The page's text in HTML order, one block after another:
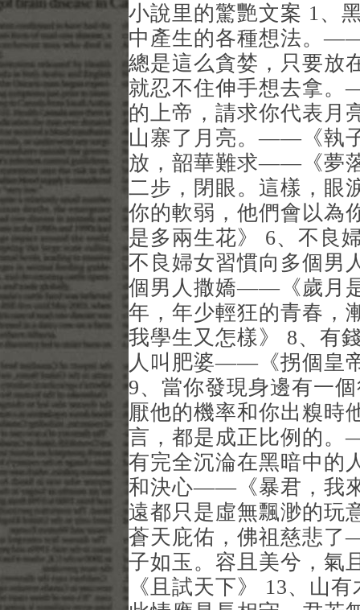
小說里的驚艷文案 1、
中產生的各種想法。
總是這么貪婪，只要放
就忍不住伸手想去拿
的上帝，請求你代表月
山寨了月亮。——《執
放，韶華難求——《夢
二步，閉眼。這樣，眼
你的軟弱，他們會以
是多兩生花》 6、不良
不良婦女習慣向多個男
個男人撒嬌——《歲月
年，年少輕狂的青春
我學生又怎樣》 8、有
人叫肥婆——《拐個皇
9、當你發現身邊有一
厭他的機率和你出糗時
言，都是成正比例的
有完全沉淪在黑暗中的
和決心——《暴君，我
遠都只是虛無飄渺的玩
蒼天庇佑，佛祖慈悲
子如玉。容且美兮，
《且試天下》 13、山